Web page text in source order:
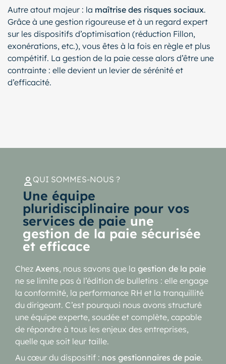
Autre atout majeur : la maîtrise des risques sociaux.
Grâce à une gestion rigoureuse et à un regard expert
sur les dispositifs d’optimisation (réduction Fillon,
exonérations, etc.), vous êtes à la fois en règle et plus
compétitif. La gestion de la paie cesse alors d’être une
contrainte : elle devient un levier de sérénité et
d’efficacité.
QUI SOMMES-NOUS ?
Une équipe
pluridisciplinaire pour vos
services de paie une
gestion de la paie sécurisée
et efficace
Chez Axens, nous savons que la gestion de la paie
ne se limite pas à l’édition de bulletins : elle engage
la conformité, la performance RH et la tranquillité
du dirigeant. C’est pourquoi nous avons structuré
une équipe experte, soudée et complète, capable
de répondre à tous les enjeux des entreprises,
quelle que soit leur taille.
Au cœur du dispositif : nos gestionnaires de paie.